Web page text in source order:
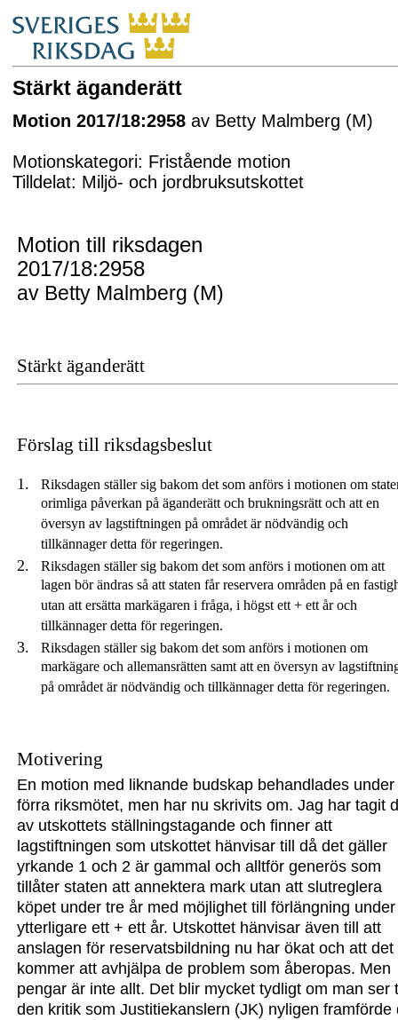
Stärkt äganderätt
Motion 2017/18:2958 av Betty Malmberg (M)
Motionskategori: Fristående motion
Tilldelat: Miljö- och jordbruksutskottet
Motion till riksdagen
2017/18:2958
av Betty Malmberg (M)
Stärkt äganderätt
Förslag till riksdagsbeslut
Riksdagen ställer sig bakom det som anförs i motionen om
orimliga påverkan på äganderätt och brukningsrätt och att en
översyn av lagstiftningen på området är nödvändig och
tillkännager detta för regeringen.
Riksdagen ställer sig bakom det som anförs i motionen om att
lagen bör ändras så att staten får reservera områden på en
utan att ersätta markägaren i fråga, i högst ett + ett år och
tillkännager detta för regeringen.
Riksdagen ställer sig bakom det som anförs i motionen om
markägare och allemansrätten samt att en översyn av
på området är nödvändig och tillkännager detta för regeringen.
Motivering
En motion med liknande budskap behandlades under
förra riksmötet, men har nu skrivits om. Jag har tagit
av utskottets ställningstagande och finner att
lagstiftningen som utskottet hänvisar till då det gäller
yrkande 1 och 2 är gammal och alltför generös som
tillåter staten att annektera mark utan att slutreglera
köpet under tre år med möjlighet till förlängning under
ytterligare ett + ett år. Utskottet hänvisar även till att
anslagen för reservatsbildning nu har ökat och att det
kommer att avhjälpa de problem som åberopas. Men
pengar är inte allt. Det blir mycket tydligt om man ser
den kritik som Justitiekanslern (JK) nyligen framförde